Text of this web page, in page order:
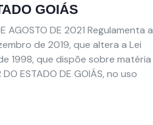
GOIÁS
AGOSTO DE 2021 Regulamenta a
de 2019, que altera a Lei
1998, que dispõe sobre matéria
ESTADO DE GOIÁS, no uso